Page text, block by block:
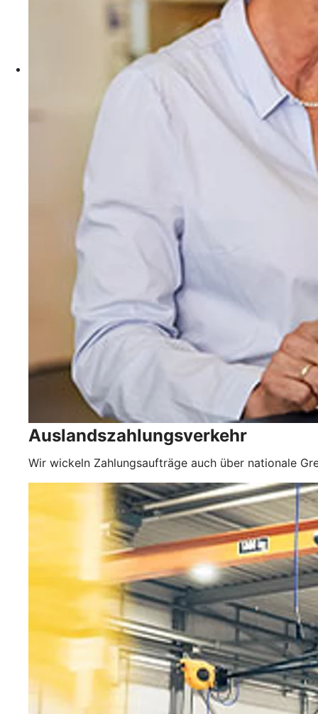
Auslandszahlungsverkehr
Wir wickeln Zahlungsaufträge auch über nationale